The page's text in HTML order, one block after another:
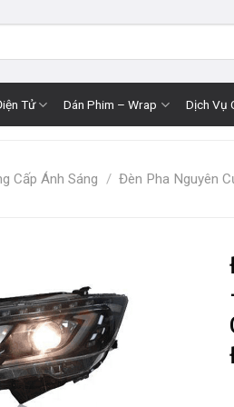
Tử Dán Phim – Wrap Dịch Vụ
Cấp Ánh Sáng / Đèn Pha Nguyên